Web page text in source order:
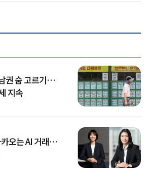
권 숨 고르기…
지속
카오는 AI 거래…